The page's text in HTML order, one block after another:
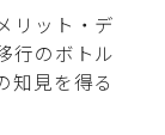
リット・デ
行のボトル
知見を得る